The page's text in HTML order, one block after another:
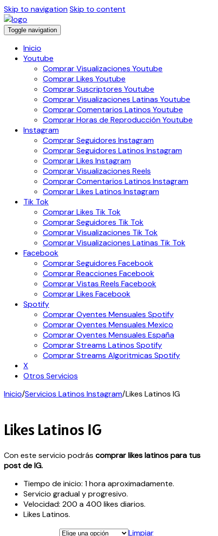
Skip to navigationSkip to content
Toggle navigation
Inicio
Youtube
Comprar Visualizaciones Youtube
Comprar Likes Youtube
Comprar Suscriptores Youtube
Comprar Visualizaciones Latinas Youtube
Comprar Comentarios Latinos Youtube
Comprar Horas de Reproducción Youtube
Instagram
Comprar Seguidores Instagram
Comprar Seguidores Latinos Instagram
Comprar Likes Instagram
Comprar Visualizaciones Reels
Comprar Comentarios Latinos Instagram
Comprar Likes Latinos Instagram
Tik Tok
Comprar Likes Tik Tok
Comprar Seguidores Tik Tok
Comprar Visualizaciones Tik Tok
Comprar Visualizaciones Latinas Tik Tok
Facebook
Comprar Seguidores Facebook
Comprar Reacciones Facebook
Comprar Vistas Reels Facebook
Comprar Likes Facebook
Spotify
Comprar Oyentes Mensuales Spotify
Comprar Oyentes Mensuales Mexico
Comprar Oyentes Mensuales España
Comprar Streams Latinos Spotify
Comprar Streams Algoritmicas Spotify
X
Otros Servicios
Inicio/Servicios Latinos Instagram/Likes Latinos IG
Likes Latinos IG
Con este servicio podrás comprar likes latinos para tus
post de IG.
Tiempo de inicio: 1 hora aproximadamente.
Servicio gradual y progresivo.
Velocidad: 200 a 400 likes diarios.
Likes Latinos.
Limpiar